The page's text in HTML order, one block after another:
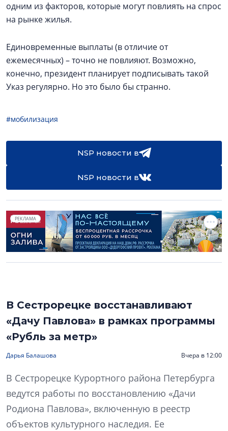
одним из факторов, которые могут повлиять на спрос
на рынке жилья.
Единовременные выплаты (в отличие от
ежемесячных) – точно не повлияют. Возможно,
конечно, президент планирует подписывать такой
Указ регулярно. Но это было бы странно.
#мобилизация
NSP новости в
NSP новости в
РЕКЛАМА
В Сестрорецке восстанавливают
«Дачу Павлова» в рамках программы
«Рубль за метр»
Дарья Балашова Вчера в 12:00
В Сестрорецке Курортного района Петербурга
ведутся работы по восстановлению «Дачи
Родиона Павлова», включенную в реестр
объектов культурного наследия. Ее